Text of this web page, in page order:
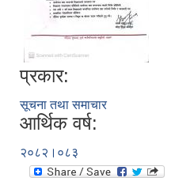
प्रकार:
सूचना तथा समाचार
आर्थिक वर्ष:
२०८२।०८३